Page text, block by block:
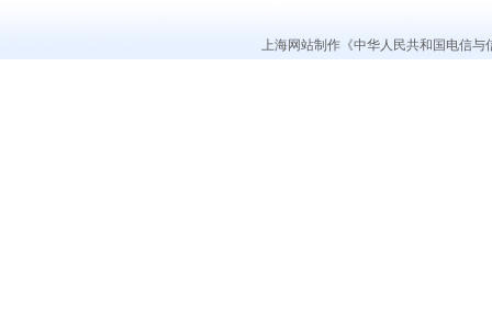
上海网站制作《中华人民共和国电信与